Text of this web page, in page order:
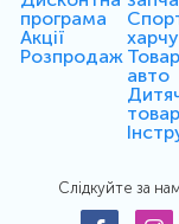
програма
Акції
Розпродаж
авто
Слідкуйте за